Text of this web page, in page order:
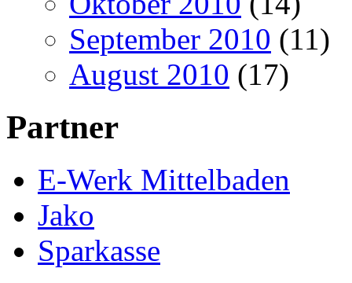
September 2010 (11)
August 2010 (17)
Partner
E-Werk Mittelbaden
Jako
Sparkasse